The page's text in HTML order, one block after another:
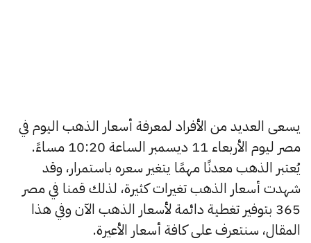
يسعى العديد من الأفراد لمعرفة أسعار الذهب اليوم في
مصر ليوم الأربعاء 11 ديسمبر الساعة 10:20 مساءً.
يُعتبر الذهب معدنًا مهمًا يتغير سعره باستمرار، وقد
شهدت أسعار الذهب تغيرات كثيرة، لذلك قمنا في مصر
365 بتوفير تغطية دائمة لأسعار الذهب الآن وفي هذا
المقال، سنتعرف على كافة أسعار الأعيرة.